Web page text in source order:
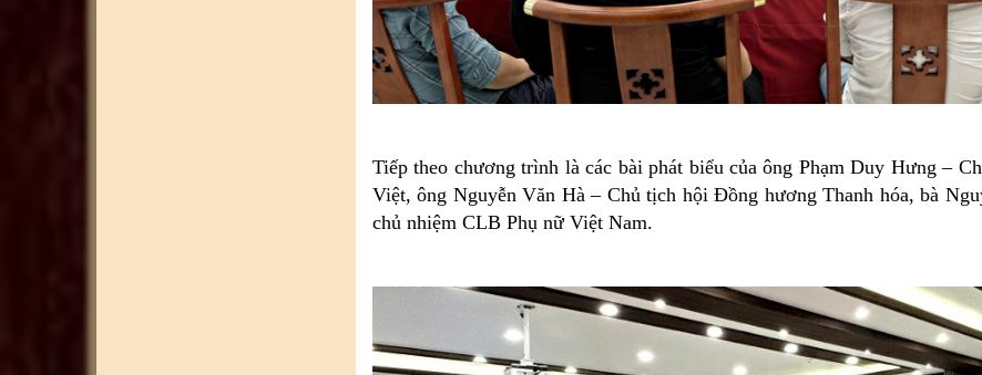
Tiếp theo chương trình là các bài phát biểu của ông Phạm Duy Hưng –
Việt, ông Nguyễn Văn Hà – Chủ tịch hội Đồng hương Thanh hóa, bà
chủ nhiệm CLB Phụ nữ Việt Nam.